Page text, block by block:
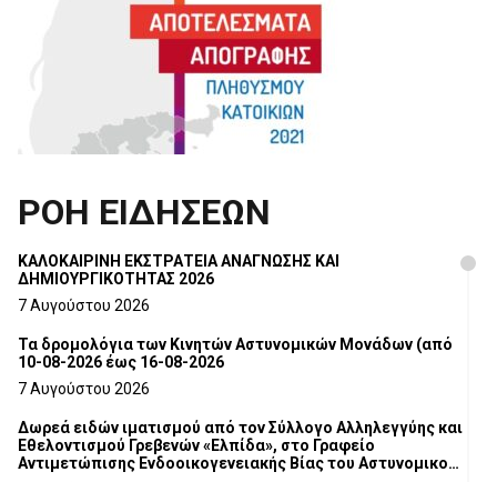
ΡΟΗ ΕΙΔΗΣΕΩΝ
ΚΑΛΟΚΑΙΡΙΝΗ ΕΚΣΤΡΑΤΕΙΑ ΑΝΑΓΝΩΣΗΣ ΚΑΙ
ΔΗΜΙΟΥΡΓΙΚΟΤΗΤΑΣ 2026
7 Αυγούστου 2026
Τα δρομολόγια των Κινητών Αστυνομικών Μονάδων (από
10-08-2026 έως 16-08-2026
7 Αυγούστου 2026
Δωρεά ειδών ιματισμού από τον Σύλλογο Αλληλεγγύης και
Εθελοντισμού Γρεβενών «Ελπίδα», στο Γραφείο
Αντιμετώπισης Ενδοοικογενειακής Βίας του Αστυνομικού